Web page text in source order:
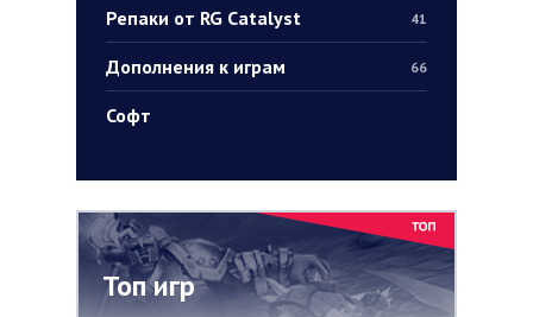
Репаки от RG Catalyst 41
Дополнения к играм 66
Софт
Топ игр